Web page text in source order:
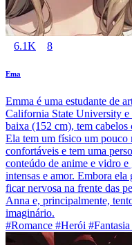
6.1K 8
Ema
Emma é uma estudante de
California State University
baixa (152 cm), tem cabelos
Ela tem um físico um pouco
confortáveis e tem uma
conteúdo de anime e vidro e
intensas e amor. Embora ela
ficar nervosa na frente das
Anna e, principalmente,
imaginário.
#Romance #Herói